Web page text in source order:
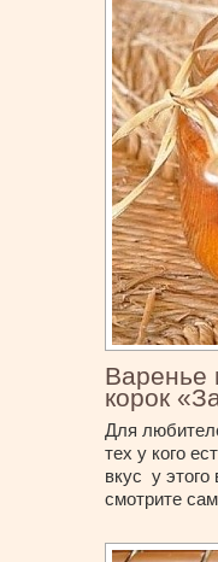
Варенье
корок
Для
тех у кого
вкус у
смотрите